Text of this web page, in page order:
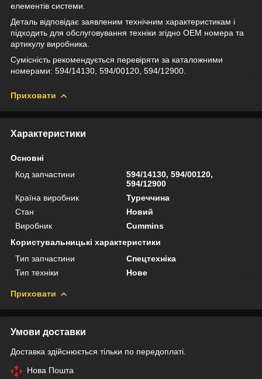
елементів системи.
Деталь відповідає заявленим технічним характеристикам і
підходить для обслуговування техніки згідно OEM номера та
артикулу виробника.
Сумісність рекомендується перевіряти за каталожними
номерами: 594/14130, 594/00120, 594/12900.
Приховати
Характеристики
Основні
Код запчастини
594/14130, 594/00120,
594/12900
Країна виробник
Туреччина
Стан
Новий
Виробник
Cummins
Користувальницькі характеристики
Тип запчастини
Спецтехніка
Тип техніки
Нове
Приховати
Умови доставки
Доставка здійснюється тільки по передоплаті.
Нова Пошта